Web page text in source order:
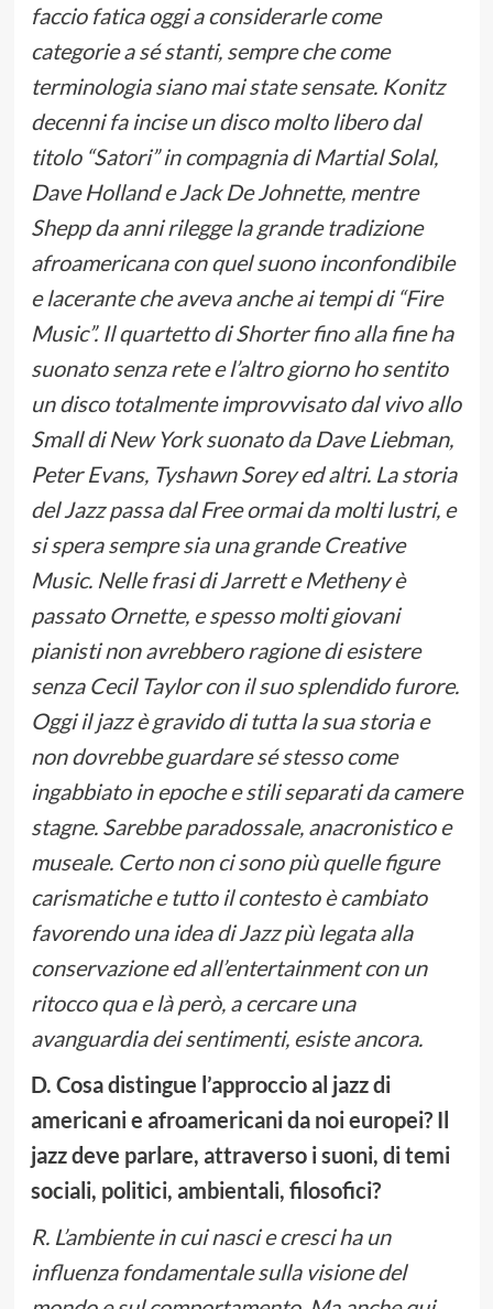
faccio fatica oggi a considerarle come
categorie a sé stanti, sempre che come
terminologia siano mai state sensate. Konitz
decenni fa incise un disco molto libero dal
titolo “Satori” in compagnia di Martial Solal,
Dave Holland e Jack De Johnette, mentre
Shepp da anni rilegge la grande tradizione
afroamericana con quel suono inconfondibile
e lacerante che aveva anche ai tempi di “Fire
Music”. Il quartetto di Shorter fino alla fine ha
suonato senza rete e l’altro giorno ho sentito
un disco totalmente improvvisato dal vivo allo
Small di New York suonato da Dave Liebman,
Peter Evans, Tyshawn Sorey ed altri. La storia
del Jazz passa dal Free ormai da molti lustri, e
si spera sempre sia una grande Creative
Music. Nelle frasi di Jarrett e Metheny è
passato Ornette, e spesso molti giovani
pianisti non avrebbero ragione di esistere
senza Cecil Taylor con il suo splendido furore.
Oggi il jazz è gravido di tutta la sua storia e
non dovrebbe guardare sé stesso come
ingabbiato in epoche e stili separati da camere
stagne. Sarebbe paradossale, anacronistico e
museale. Certo non ci sono più quelle figure
carismatiche e tutto il contesto è cambiato
favorendo una idea di Jazz più legata alla
conservazione ed all’entertainment con un
ritocco qua e là però, a cercare una
avanguardia dei sentimenti, esiste ancora.
D. Cosa distingue l’approccio al jazz di
americani e afroamericani da noi europei? Il
jazz deve parlare, attraverso i suoni, di temi
sociali, politici, ambientali, filosofici?
R. L’ambiente in cui nasci e cresci ha un
influenza fondamentale sulla visione del